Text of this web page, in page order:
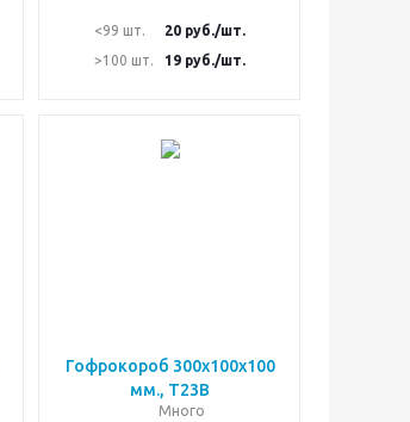
<99 шт. 20 руб./шт.
>100 шт.
19 руб./шт.
Гофрокороб 300х100х100
мм., Т23В
Много